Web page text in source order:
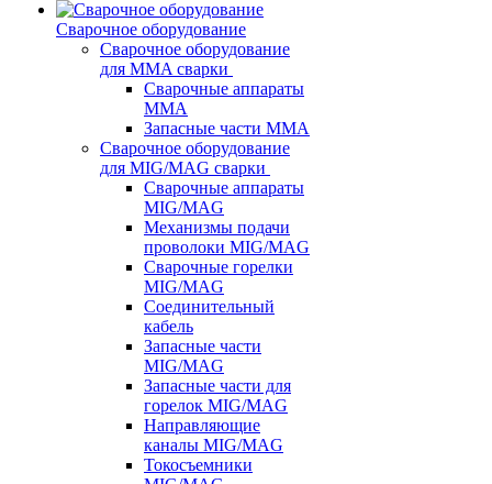
Сварочное оборудование
Сварочное оборудование
для MMA сварки
Сварочные аппараты
MMA
Запасные части MMA
Сварочное оборудование
для MIG/MAG сварки
Сварочные аппараты
MIG/MAG
Механизмы подачи
проволоки MIG/MAG
Сварочные горелки
MIG/MAG
Соединительный
кабель
Запасные части
MIG/MAG
Запасные части для
горелок MIG/MAG
Направляющие
каналы MIG/MAG
Токосъемники